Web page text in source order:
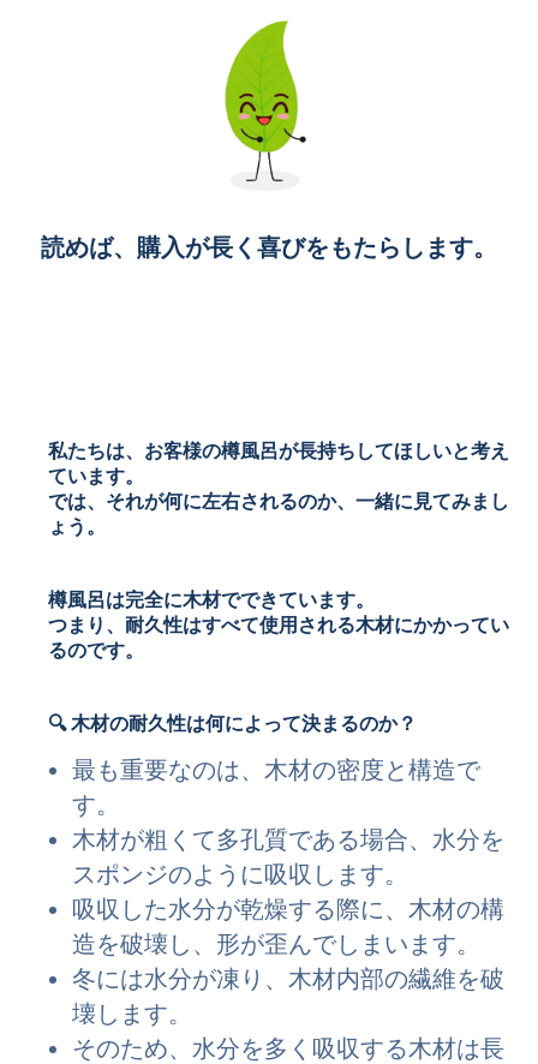
読めば、購入が長く喜びをもたらします。
私たちは、お客様の樽風呂が長持ちしてほしいと考え
ています。
では、それが何に左右されるのか、一緒に見てみまし
ょう。
樽風呂は完全に木材でできています。
つまり、耐久性はすべて使用される木材にかかってい
るのです。
🔍 木材の耐久性は何によって決まるのか？
最も重要なのは、木材の密度と構造で
す。
木材が粗くて多孔質である場合、水分を
スポンジのように吸収します。
吸収した水分が乾燥する際に、木材の構
造を破壊し、形が歪んでしまいます。
冬には水分が凍り、木材内部の繊維を破
壊します。
そのため、水分を多く吸収する木材は長